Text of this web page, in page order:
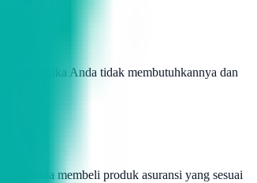
tersebut jika Anda tidak membutuhkannya dan
Anda membeli produk asuransi yang sesuai